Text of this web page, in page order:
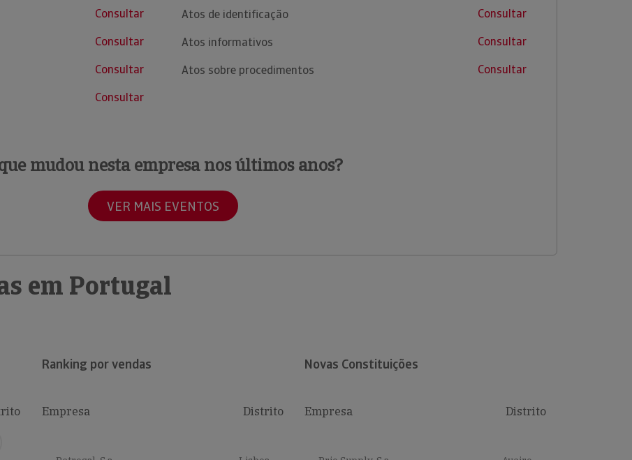
Consultar
Consultar
Consultar
Consultar
Atos de identificação
Consultar
Atos informativos
Consultar
Atos sobre procedimentos
Consultar
mudou nesta empresa nos últimos anos?
VER MAIS EVENTOS
em Portugal
Ranking por vendas
Empresa Distrito
Novas Constituições
Empresa Distrito